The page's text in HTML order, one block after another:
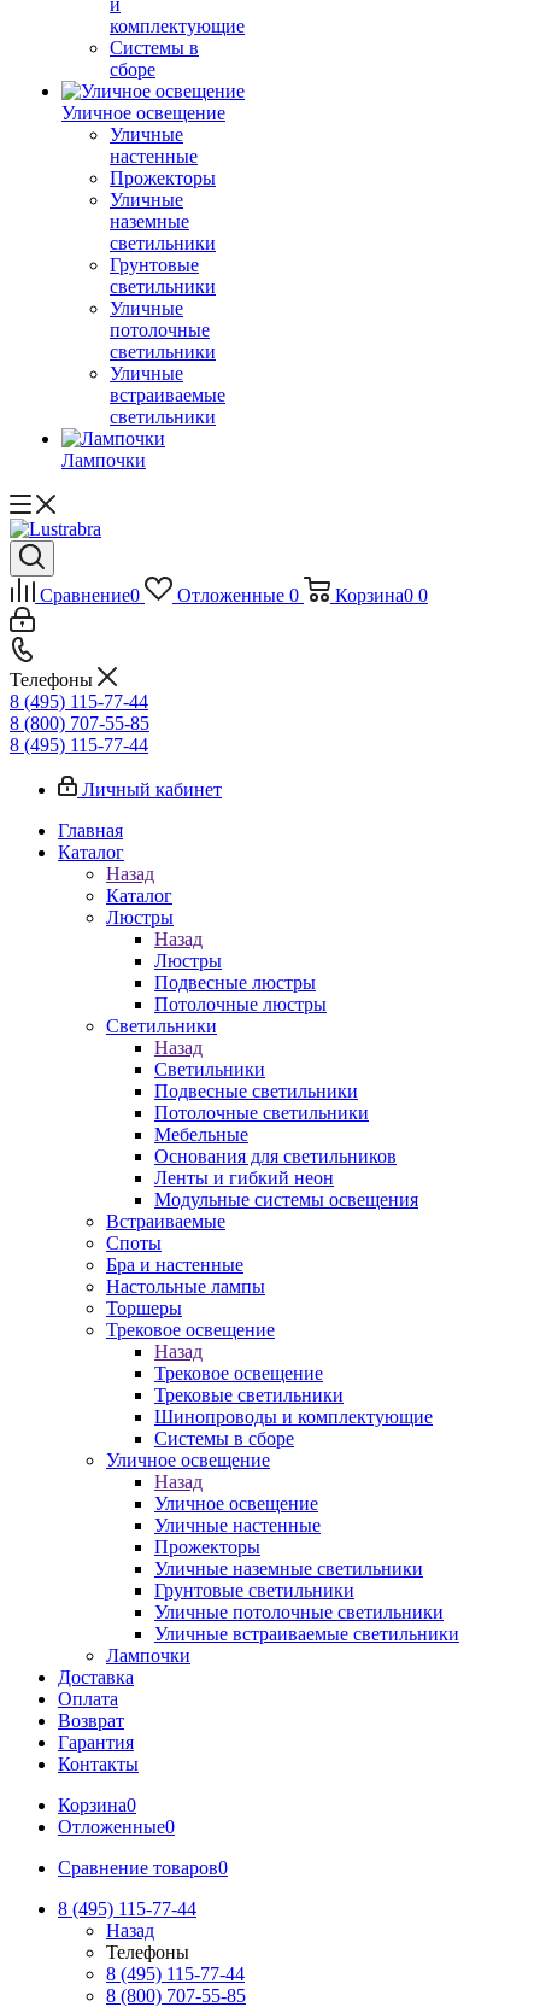
и
комплектующие
Системы в
сборе
Уличное освещение
Уличные
настенные
Прожекторы
Уличные
наземные
светильники
Грунтовые
светильники
Уличные
потолочные
светильники
Уличные
встраиваемые
светильники
Лампочки
Сравнение0 Отложенные 0 Корзина0 0
Телефоны
8 (495) 115-77-44
8 (800) 707-55-85
8 (495) 115-77-44
Личный кабинет
Главная
Каталог
Назад
Каталог
Люстры
Назад
Люстры
Подвесные люстры
Потолочные люстры
Светильники
Назад
Светильники
Подвесные светильники
Потолочные светильники
Мебельные
Основания для светильников
Ленты и гибкий неон
Модульные системы освещения
Встраиваемые
Споты
Бра и настенные
Настольные лампы
Торшеры
Трековое освещение
Назад
Трековое освещение
Трековые светильники
Шинопроводы и комплектующие
Системы в сборе
Уличное освещение
Назад
Уличное освещение
Уличные настенные
Прожекторы
Уличные наземные светильники
Грунтовые светильники
Уличные потолочные светильники
Уличные встраиваемые светильники
Лампочки
Доставка
Оплата
Возврат
Гарантия
Контакты
Корзина0
Отложенные0
Сравнение товаров0
8 (495) 115-77-44
Назад
Телефоны
8 (495) 115-77-44
8 (800) 707-55-85